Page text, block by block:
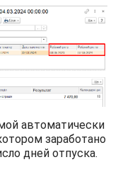
автоматически
заработано
дней отпуска.